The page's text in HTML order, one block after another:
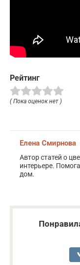
Рейтинг
( Пока оценок нет )
Елена Смирнова
Автор статей о
интерьере.
дом.